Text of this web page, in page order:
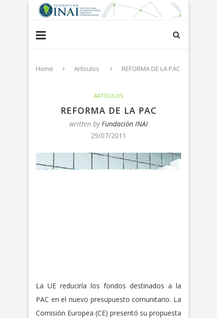
Home Artículos REFORMA DE LA PAC
ARTÍCULOS
REFORMA DE LA PAC
written by Fundación INAI
29/07/2011
La UE reduciría los fondos destinados a la
PAC en el nuevo presupuesto comunitario. La
Comisión Europea (CE) presentó su propuesta